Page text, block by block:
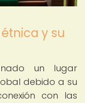
y su
un lugar
debido a su
con las